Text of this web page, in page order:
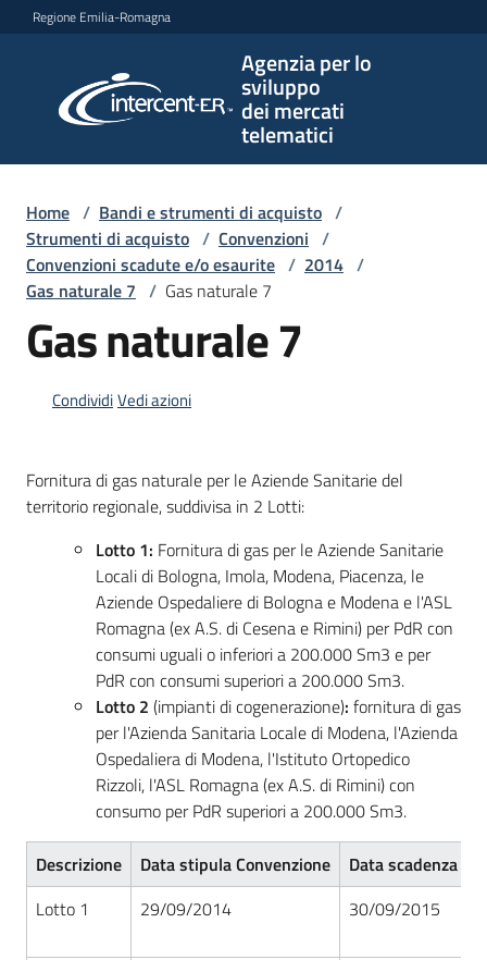
Vai al contenuto
Vai alla navigazione
Vai al footer
Regione Emilia-Romagna
Agenzia per lo
sviluppo
dei mercati
telematici
per lo
sviluppo
telematici
Bandi
di
acquisto
Piattaforme
telematiche
English
site
Home / Bandi e strumenti di acquisto /
Strumenti di acquisto / Convenzioni /
Convenzioni scadute e/o esaurite / 2014 /
Gas naturale 7 / Gas naturale 7
Gas naturale 7
CondividiVedi azioni
Fornitura di gas naturale per le Aziende Sanitarie del
territorio regionale, suddivisa in 2 Lotti:
Lotto 1: Fornitura di gas per le Aziende Sanitarie
Locali di Bologna, Imola, Modena, Piacenza, le
Aziende Ospedaliere di Bologna e Modena e l'ASL
Romagna (ex A.S. di Cesena e Rimini) per PdR con
consumi uguali o inferiori a 200.000 Sm3 e per
PdR con consumi superiori a 200.000 Sm3.
Lotto 2 (impianti di cogenerazione): fornitura di gas
per l'Azienda Sanitaria Locale di Modena, l'Azienda
Ospedaliera di Modena, l'Istituto Ortopedico
Rizzoli, l'ASL Romagna (ex A.S. di Rimini) con
consumo per PdR superiori a 200.000 Sm3.
Descrizione Data stipula Convenzione
Data scadenza
Lotto 1
29/09/2014 30/09/2015